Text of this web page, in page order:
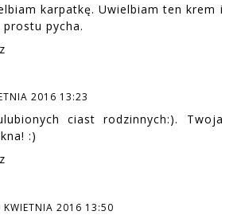
karpatkę. Uwielbiam ten krem i
pycha.
2016 13:23
ciast rodzinnych:). Twoja
:)
KWIETNIA 2016 13:50